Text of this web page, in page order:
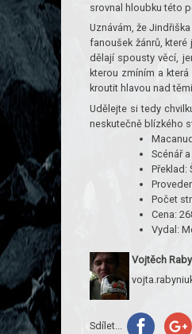
srovnal hloubku této
Uznávám, že
fanoušek žánrů,
dělají spousty věcí,
kterou zmíním a
kroutit hlavou nad
Udělejte si tedy
neskutečně blízkého
Scénář
Překlad:
Počet
Cena:
Vydal:
Vojtěch
Sdílet...